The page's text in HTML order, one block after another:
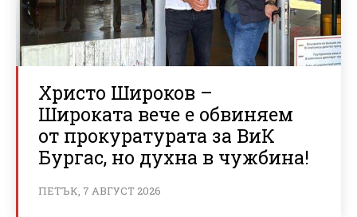
Христо Широков –
Широката вече е обвиняем
от прокуратурата за ВиК
Бургас, но духна в чужбина!
ПЕТЪК, 7 АВГУСТ 2026